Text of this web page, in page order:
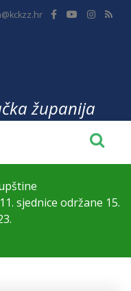
županija
sjednice održane 15.